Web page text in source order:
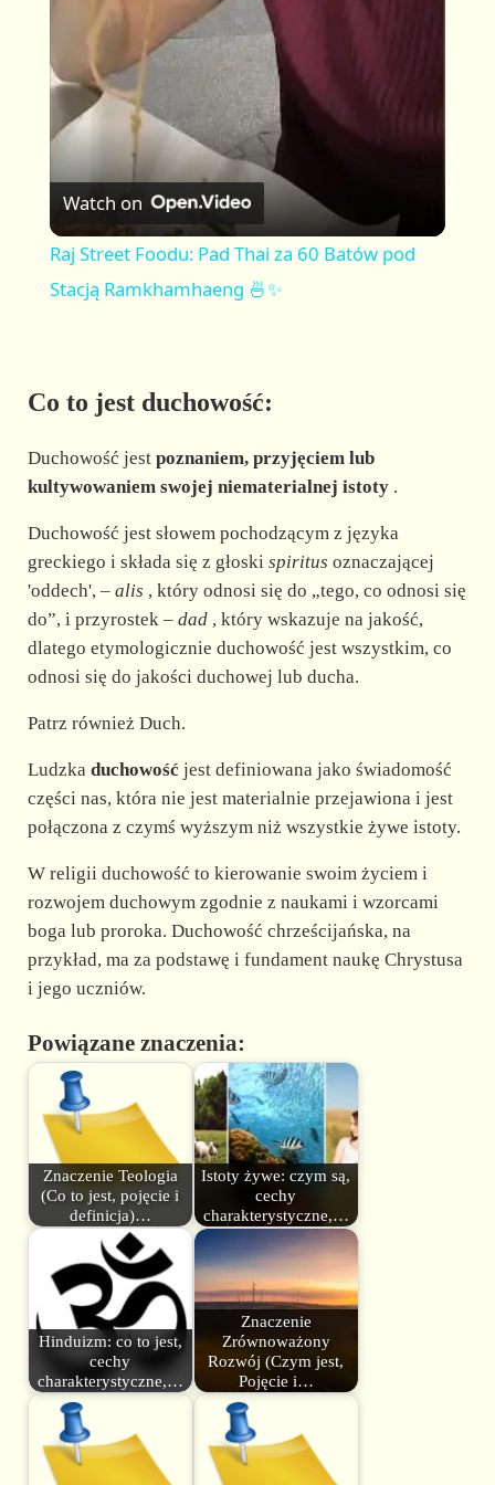
a
y
V
i
o
Watch on
Raj Street Foodu: Pad Thai za 60 Batów pod
Stacją Ramkhamhaeng 🍜✨
Co to jest duchowość:
Duchowość jest poznaniem, przyjęciem lub
kultywowaniem swojej niematerialnej istoty.
Duchowość jest słowem pochodzącym z języka
greckiego i składa się z głoski spiritus oznaczającej
'oddech', – alis , który odnosi się do „tego, co odnosi się
do”, i przyrostek – dad, który wskazuje na jakość,
dlatego etymologicznie duchowość jest wszystkim, co
odnosi się do jakości duchowej lub ducha.
Patrz również Duch.
Ludzka duchowość jest definiowana jako świadomość
części nas, która nie jest materialnie przejawiona i jest
połączona z czymś wyższym niż wszystkie żywe istoty.
W religii duchowość to kierowanie swoim życiem i
rozwojem duchowym zgodnie z naukami i wzorcami
boga lub proroka. Duchowość chrześcijańska, na
przykład, ma za podstawę i fundament naukę Chrystusa
i jego uczniów.
Powiązane znaczenia:
Znaczenie Teologia
(Co to jest, pojęcie i
definicja)…
Istoty żywe: czym są,
cechy
charakterystyczne,…
Hinduizm: co to jest,
cechy
charakterystyczne,…
Znaczenie
Zrównoważony
Rozwój (Czym jest,
Pojęcie i…